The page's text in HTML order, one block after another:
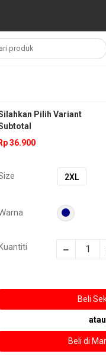
Pilih Variant
Rp 36.900
2XL
atau